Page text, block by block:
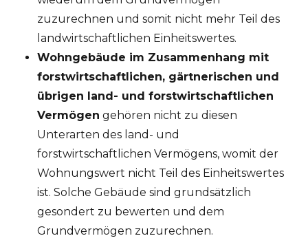
zuzurechnen und somit nicht mehr Teil des
landwirtschaftlichen Einheitswertes.
Wohngebäude im Zusammenhang mit
forstwirtschaftlichen, gärtnerischen und
übrigen land- und forstwirtschaftlichen
Vermögen gehören nicht zu diesen
Unterarten des land- und
forstwirtschaftlichen Vermögens, womit der
Wohnungswert nicht Teil des Einheitswertes
ist. Solche Gebäude sind grundsätzlich
gesondert zu bewerten und dem
Grundvermögen zuzurechnen.